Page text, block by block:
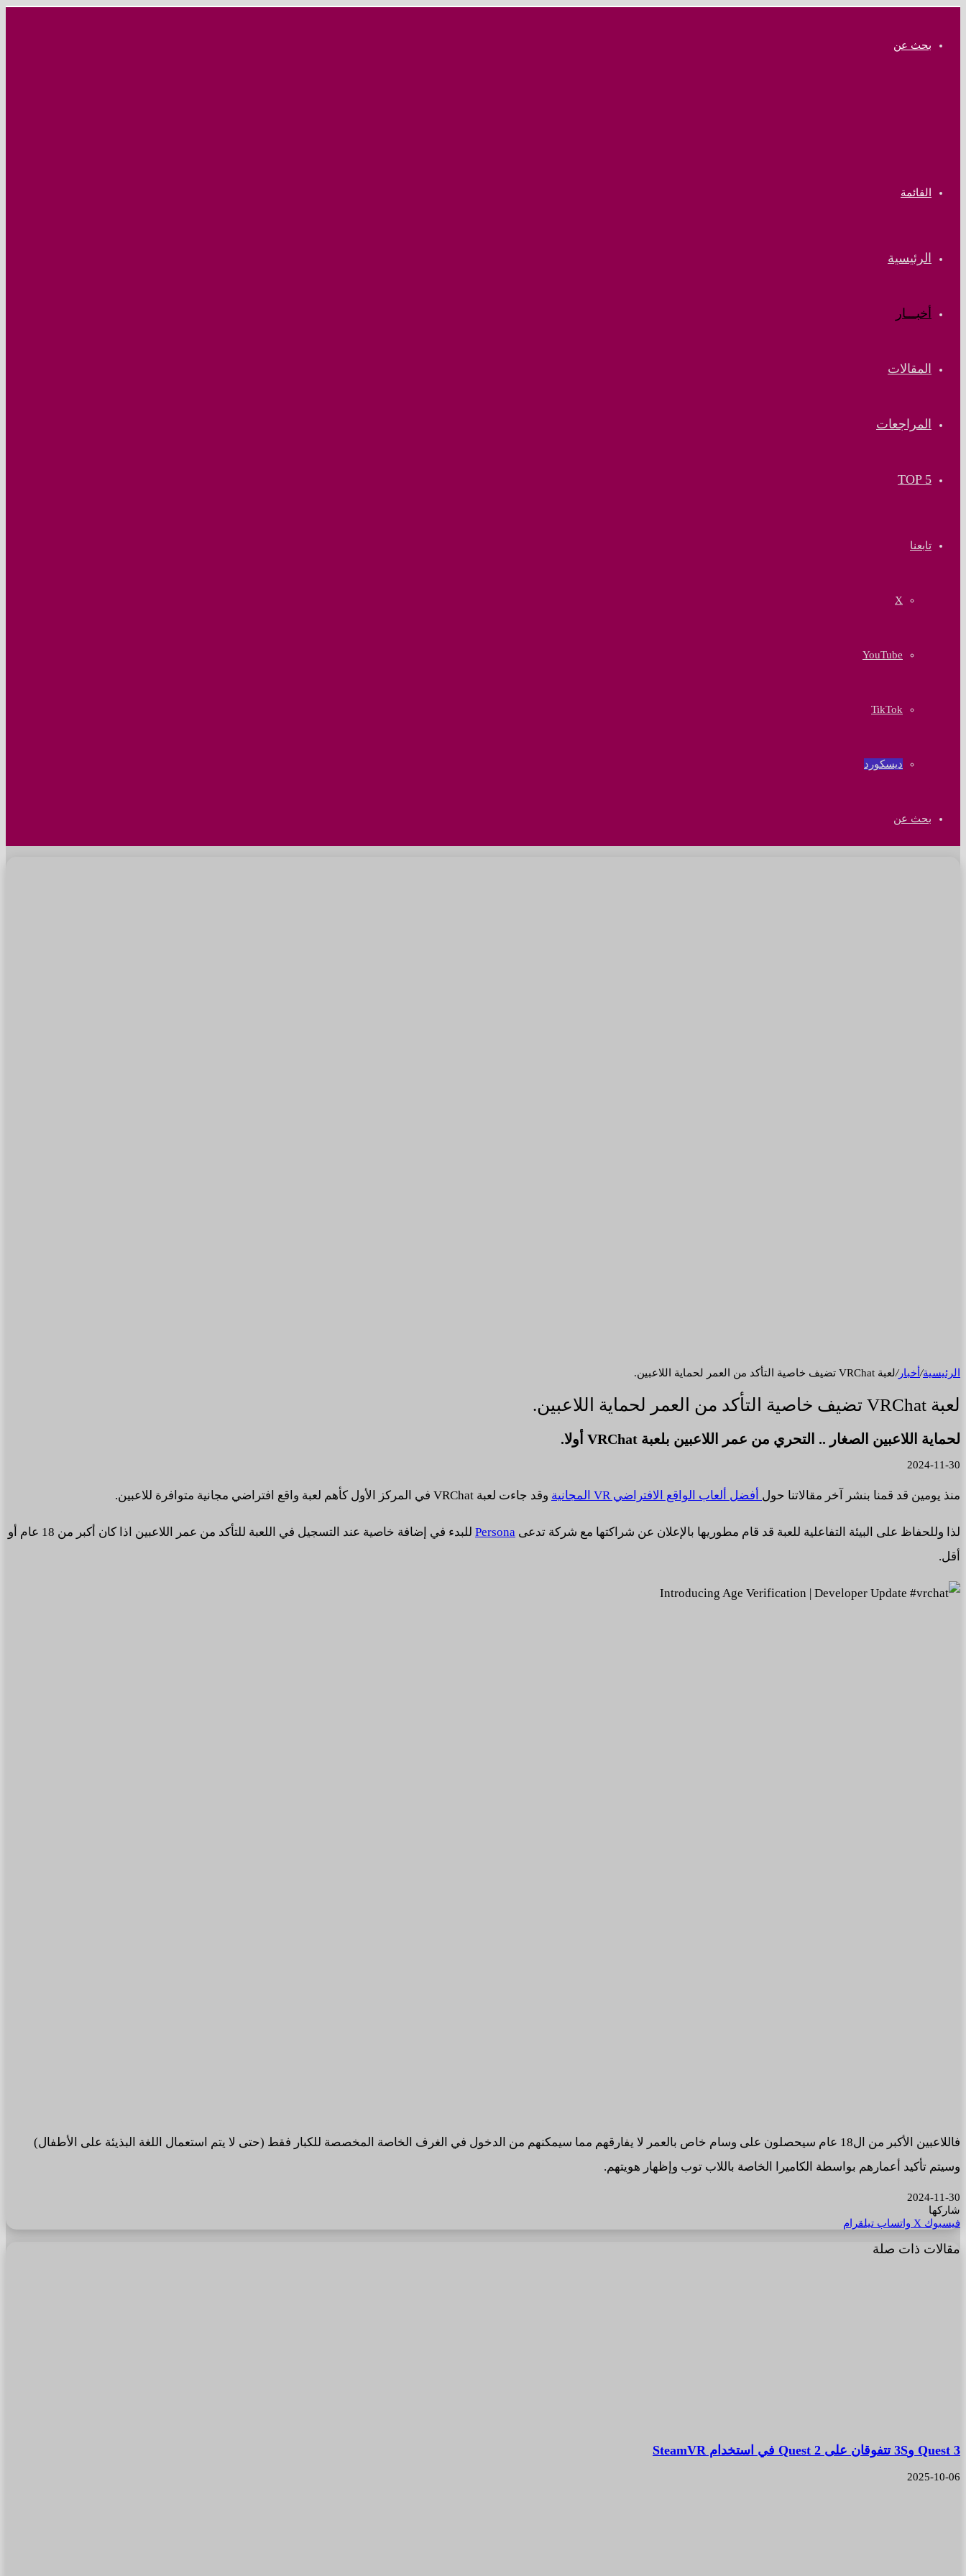
بحث عن
القائمة
الرئيسية
أخبـــار
المقالات
المراجعات
TOP 5
تابعنا
‫X
‫YouTube
‫TikTok
ديسكورد
بحث عن
الرئيسية/ أخبار/لعبة VRChat تضيف خاصية التأكد من العمر لحماية اللاعبين.
لعبة VRChat تضيف خاصية التأكد من العمر لحماية اللاعبين.
لحماية اللاعبين الصغار .. التحري من عمر اللاعبين بلعبة VRChat أولا.
2024-11-30
منذ يومين قد قمنا بنشر آخر مقالاتنا حول أفضل ألعاب الواقع الافتراضي VR المجانية وقد جاءت لعبة VRChat في المركز الأول كأهم لعبة واقع افتراضي مجانية متوافرة للاعبين.
لذا وللحفاظ على البيئة التفاعلية للعبة قد قام مطوريها بالإعلان عن شراكتها مع شركة تدعى Persona
للبدء في إضافة خاصية عند التسجيل في اللعبة للتأكد من عمر اللاعبين اذا كان أكبر من 18 عام أو
أقل.
فاللاعبين الأكبر من ال18 عام سيحصلون على وسام خاص بالعمر لا يفارقهم مما سيمكنهم من الدخول في الغرف الخاصة المخصصة للكبار فقط (حتى لا يتم استعمال اللغة البذيئة على الأطفال)
وسيتم تأكيد أعمارهم بواسطة الكاميرا الخاصة باللاب توب وإظهار هويتهم.
2024-11-30
شاركها
فيسبوك ‫X واتساب تيلقرام
مقالات ذات صلة
Quest 3 و3S تتفوقان على Quest 2 في استخدام SteamVR
2025-10-06